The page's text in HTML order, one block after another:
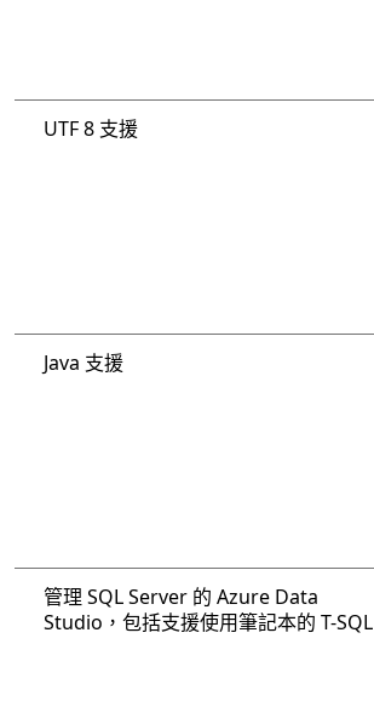
UTF 8 支援
Java 支援
管理 SQL Server 的 Azure Data
Studio，包括支援使用筆記本的 T-SQL